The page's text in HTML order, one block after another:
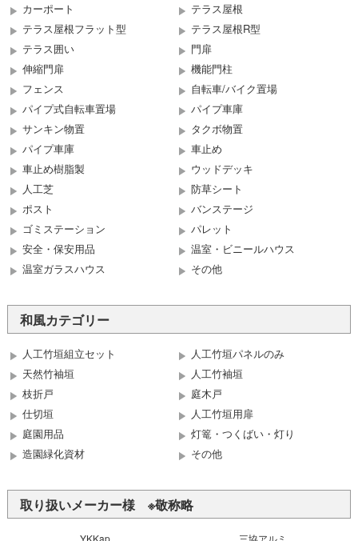
カーポート
テラス屋根
テラス屋根フラット型
テラス屋根R型
テラス囲い
門扉
伸縮門扉
機能門柱
フェンス
自転車/バイク置場
パイプ式自転車置場
パイプ車庫
サンキン物置
タクボ物置
パイプ車庫
車止め
車止め樹脂製
ウッドデッキ
人工芝
防草シート
ポスト
バンステージ
ゴミステーション
パレット
安全・保安用品
温室・ビニールハウス
温室ガラスハウス
その他
和風カテゴリー
人工竹垣組立セット
人工竹垣パネルのみ
天然竹袖垣
人工竹袖垣
枝折戸
庭木戸
仕切垣
人工竹垣用扉
庭園用品
灯篭・つくばい・灯り
造園緑化資材
その他
取り扱いメーカー様 ※敬称略